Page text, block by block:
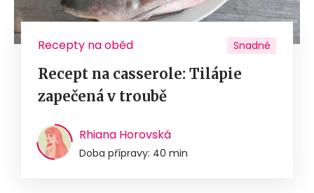
Recepty na oběd Snadné
Recept na casserole: Tilápie
zapečená v troubě
Rhiana Horovská
Doba přípravy: 40 min